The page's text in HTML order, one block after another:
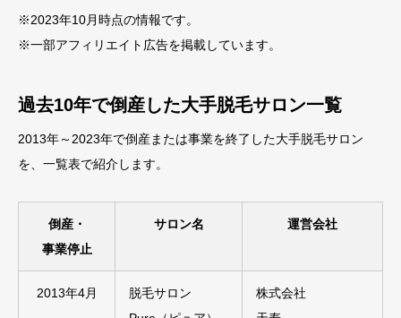
※2023年10月時点の情報です。
※一部アフィリエイト広告を掲載しています。
過去10年で倒産した大手脱毛サロン一覧
2013年～2023年で倒産または事業を終了した大手脱毛サロン
を、一覧表で紹介します。
倒産・
事業停止
サロン名 運営会社
2013年4月
脱毛サロン
株式会社